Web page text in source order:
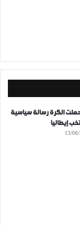
الكرة رسالة سياسية
إيطاليا
13/